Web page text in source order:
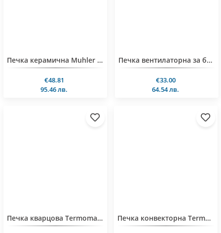
Печка керамична Muhler MMF-3290, 3000W, метална
€48.81
95.46 лв.
Печка вентилаторна за баня Termomax TX2004B, 2000W
€33.00
64.54 лв.
Печка кварцова Termomax TR8Q, 800W, червен Печка конвекторна Termomax TR2013B, 2000W